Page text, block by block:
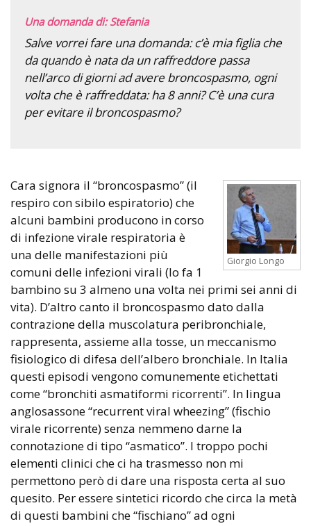
Una domanda di: Stefania
Salve vorrei fare una domanda: c’è mia figlia che
da quando è nata da un raffreddore passa
nell’arco di giorni ad avere broncospasmo, ogni
volta che è raffreddata: ha 8 anni? C’è una cura
per evitare il broncospasmo?
Giorgio Longo
Cara signora il “broncospasmo” (il
respiro con sibilo espiratorio) che
alcuni bambini producono in corso
di infezione virale respiratoria è
una delle manifestazioni più
comuni delle infezioni virali (lo fa 1
bambino su 3 almeno una volta nei primi sei anni di
vita). D’altro canto il broncospasmo dato dalla
contrazione della muscolatura peribronchiale,
rappresenta, assieme alla tosse, un meccanismo
fisiologico di difesa dell’albero bronchiale. In Italia
questi episodi vengono comunemente etichettati
come “bronchiti asmatiformi ricorrenti”. In lingua
anglosassone “recurrent viral wheezing” (fischio
virale ricorrente) senza nemmeno darne la
connotazione di tipo “asmatico”. I troppo pochi
elementi clinici che ci ha trasmesso non mi
permettono però di dare una risposta certa al suo
quesito. Per essere sintetici ricordo che circa la metà
di questi bambini che “fischiano” ad ogni